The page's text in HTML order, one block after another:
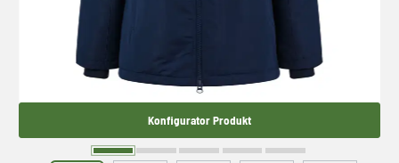
Konfigurator Produkt